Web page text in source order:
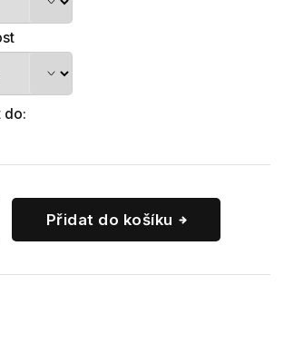
do:
Přidat do košíku